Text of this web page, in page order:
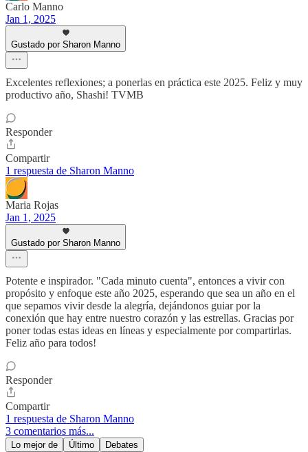
Carlo Manno
Jan 1, 2025
Gustado por Sharon Manno
Excelentes reflexiones; a ponerlas en práctica este 2025. Feliz y muy
productivo año, Shashi! TVMB
Responder
Compartir
1 respuesta de Sharon Manno
Maria Rojas
Jan 1, 2025
Gustado por Sharon Manno
Potente e inspirador. "Cada minuto cuenta", entonces a vivir con
propósito y enfoque este año 2025, esperando que sea un año en el
que sepamos vivir desde la alegría, dejándonos guiar por la
conexión que hay entre nuestro corazón y las estrellas. Gracias por
poner todas estas ideas en líneas y especialmente por compartirlas.
Feliz año para todos!
Responder
Compartir
1 respuesta de Sharon Manno
3 comentarios más...
Lo mejor de Último Debates